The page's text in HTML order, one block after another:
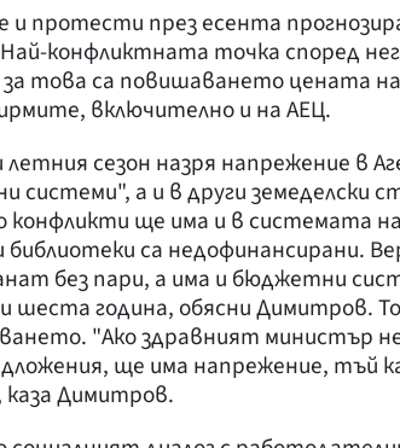
и протести през есента
конфликтната точка според
това са повишаването цената
включително и на АЕЦ.
сезон назря напрежение в
системи", а и в други земеделски
конфликти ще има и в системата
са недофинансирани.
без пари, а има и бюджетни
шеста година, обясни Димитров.
"Ако здравният министър
ще има напрежение, тъй
Димитров.